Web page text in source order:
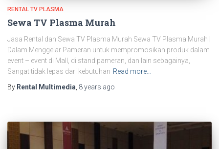
RENTAL TV PLASMA
Sewa TV Plasma Murah
Jasa Rental dan Sewa TV Plasma Murah Sewa TV Plasma Murah |
Dalam Menggelar Pameran untuk mempromosikan produk dalam
event – event di Mall, di stand pameran, dan lain sebagainya,
Sangat tidak lepas dari kebutuhan Read more…
By Rental Multimedia 8 years ago